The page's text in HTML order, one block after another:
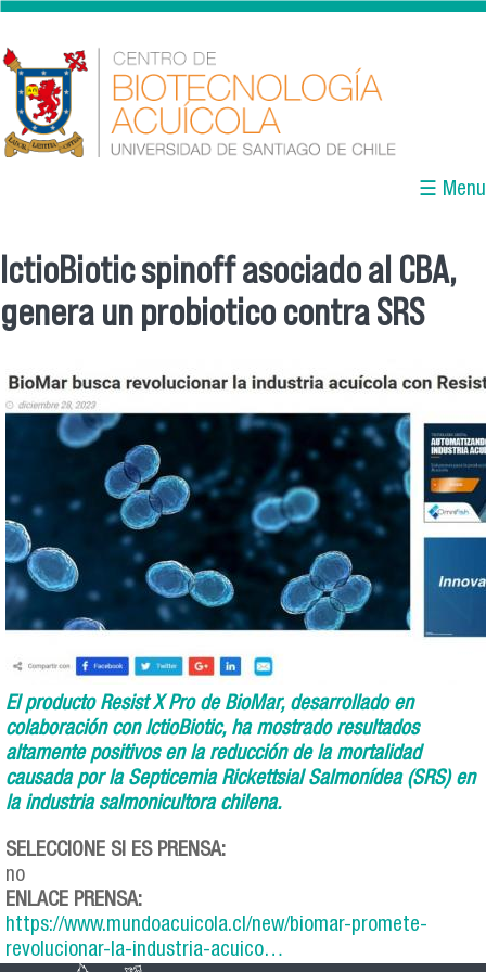
Skip to main content
☰ Menu
You are here
IctioBiotic spinoff asociado al CBA,
genera un probiotico contra SRS
El producto Resist X Pro de BioMar, desarrollado en
colaboración con IctioBiotic, ha mostrado resultados
altamente positivos en la reducción de la mortalidad
causada por la Septicemia Rickettsial Salmonídea (SRS) en
la industria salmonicultora chilena.
SELECCIONE SI ES PRENSA:
no
ENLACE PRENSA:
https://www.mundoacuicola.cl/new/biomar-promete-
revolucionar-la-industria-acuico…